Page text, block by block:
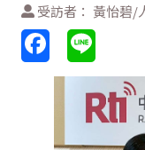
受訪者： 黃怡碧/